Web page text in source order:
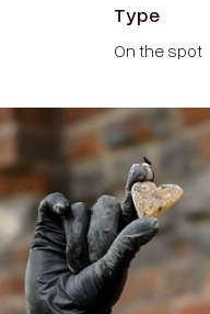
Type
On the spot